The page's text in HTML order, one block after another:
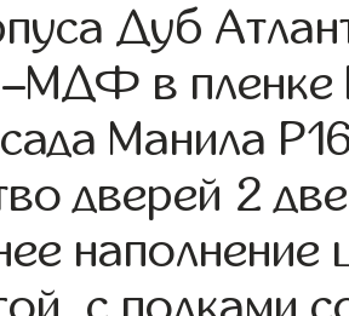
Дуб
в пленке
Манила
дверей 2